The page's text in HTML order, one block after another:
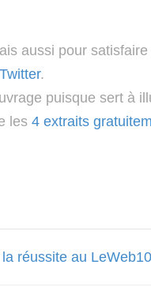
aussi pour
Twitter.
puisque sert à
les 4 extraits
réussite au LeWeb10